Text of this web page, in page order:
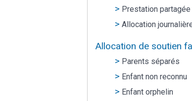
Prestation
Allocation
Allocation de soutien
Parents séparés
Enfant non reconnu
Enfant orphelin